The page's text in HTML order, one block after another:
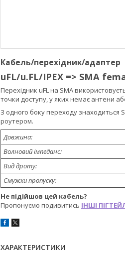
Кабель/перехідник/адаптер
uFL/u.FL/IPEX => SMA
Перехідник uFL на SMA
точки доступу, у яких немає антени
З одного боку переходу знаходиться
роутером.
Довжина:
Волновий імпеданс:
Вид дроту:
Смужки пропуску:
Не підійшов цей кабель?
Пропонуємо подивитись ІНШІ
ХАРАКТЕРИСТИКИ